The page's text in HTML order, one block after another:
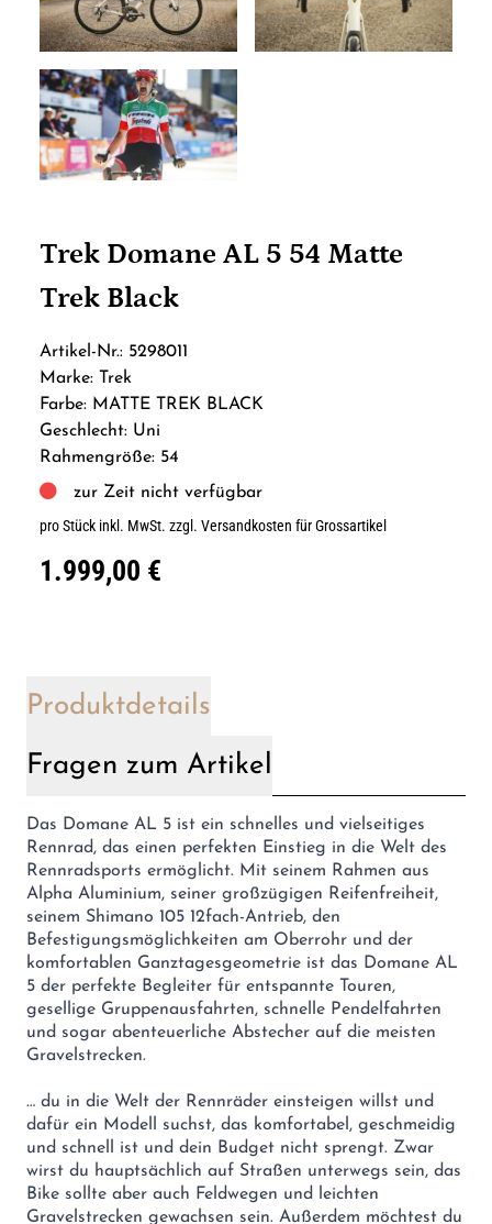
Trek Domane AL 5 54 Matte
Trek Black
Artikel-Nr.: 5298011
Marke: Trek
Farbe: MATTE TREK BLACK
Geschlecht: Uni
Rahmengröße: 54
zur Zeit nicht verfügbar
pro Stück inkl. MwSt. zzgl. Versandkosten für Grossartikel
1.999,00 €
Produktdetails
Fragen zum Artikel
Das Domane AL 5 ist ein schnelles und vielseitiges
Rennrad, das einen perfekten Einstieg in die Welt des
Rennradsports ermöglicht. Mit seinem Rahmen aus
Alpha Aluminium, seiner großzügigen Reifenfreiheit,
seinem Shimano 105 12fach-Antrieb, den
Befestigungsmöglichkeiten am Oberrohr und der
komfortablen Ganztagesgeometrie ist das Domane AL
5 der perfekte Begleiter für entspannte Touren,
gesellige Gruppenausfahrten, schnelle Pendelfahrten
und sogar abenteuerliche Abstecher auf die meisten
Gravelstrecken.
… du in die Welt der Rennräder einsteigen willst und
dafür ein Modell suchst, das komfortabel, geschmeidig
und schnell ist und dein Budget nicht sprengt. Zwar
wirst du hauptsächlich auf Straßen unterwegs sein, das
Bike sollte aber auch Feldwegen und leichten
Gravelstrecken gewachsen sein. Außerdem möchtest du